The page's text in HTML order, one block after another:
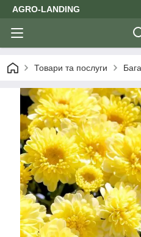
AGRO-LANDING
Товари та послуги